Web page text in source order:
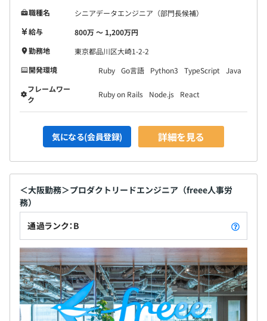
◆オールラウンドになろう：少人数で世の中を変えるプロ
ダクトの開発を目指しており、エンジニアひとりひとりが
プロダクトのプロデューサーとして、担当するテーマ内の
開発を、企画、設計、実装、テスト、メンテナンスまで一
貫して担当します。
職種名
シニアデータエンジニア（部門長候補）
給与
800万 〜 1,200万円
勤務地
東京都品川区大崎1-2-2
開発環境
Ruby Go言語 Python3 TypeScript
Java
フレームワー
ク
Ruby on Rails Node.js React
気になる(会員登録) 詳細を見る
＜大阪勤務＞プロダクトリードエンジニア（freee人事労
務）
通過ランク：B